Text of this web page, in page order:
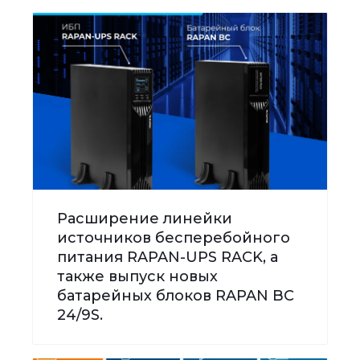
Расширение линейки
источников бесперебойного
питания RAPAN-UPS RACK, а
также выпуск новых
батарейных блоков RAPAN BC
24/9S.